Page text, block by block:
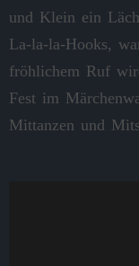
und Klein ein
La‑la‑la-Hooks,
fröhlichem Ruf
Fest im
Mittanzen und